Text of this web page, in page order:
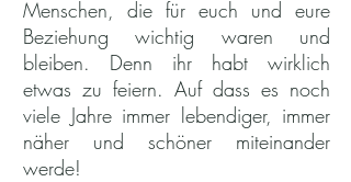
Menschen, die für euch und eure
Beziehung wichtig waren und
bleiben. Denn ihr habt wirklich
etwas zu feiern. Auf dass es noch
viele Jahre immer lebendiger, immer
näher und schöner miteinander
werde!